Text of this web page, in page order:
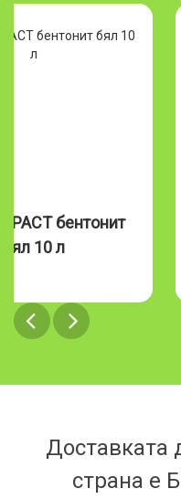
бентонит
бял 10 л
Доставката
страна е